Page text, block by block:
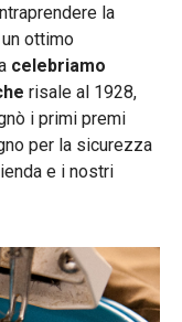
la
ottimo
celebriamo
risale al 1928,
i primi premi
per la sicurezza
e i nostri